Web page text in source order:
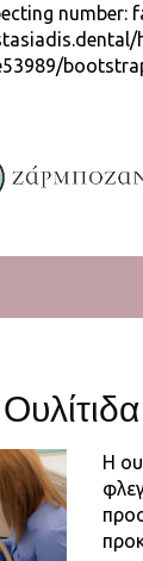
number:
Ουλίτιδα
Η